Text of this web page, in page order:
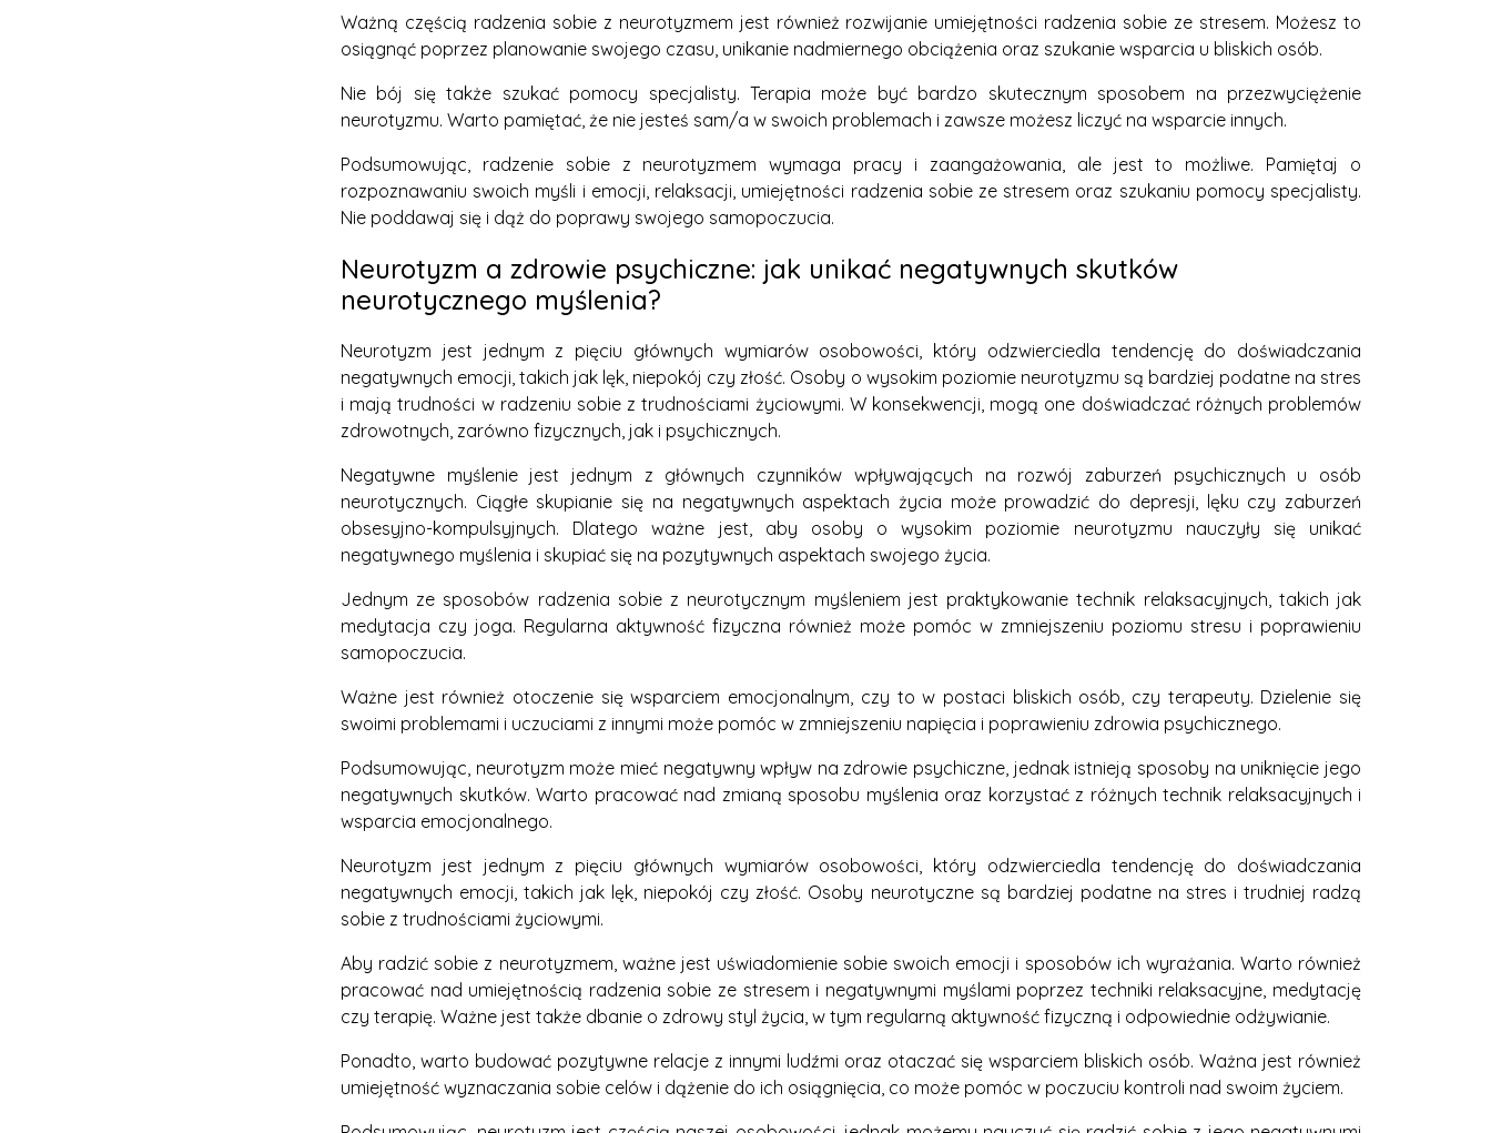
Ważną częścią radzenia sobie z neurotyzmem jest również rozwijanie umiejętności radzenia sobie ze stresem. Możesz to
osiągnąć poprzez planowanie swojego czasu, unikanie nadmiernego obciążenia oraz szukanie wsparcia u bliskich osób.
Nie bój się także szukać pomocy specjalisty. Terapia może być bardzo skutecznym sposobem na przezwyciężenie
neurotyzmu. Warto pamiętać, że nie jesteś sam/a w swoich problemach i zawsze możesz liczyć na wsparcie innych.
Podsumowując, radzenie sobie z neurotyzmem wymaga pracy i zaangażowania, ale jest to możliwe. Pamiętaj o
rozpoznawaniu swoich myśli i emocji, relaksacji, umiejętności radzenia sobie ze stresem oraz szukaniu pomocy specjalisty.
Nie poddawaj się i dąż do poprawy swojego samopoczucia.
Neurotyzm a zdrowie psychiczne: jak unikać negatywnych skutków
neurotycznego myślenia?
Neurotyzm jest jednym z pięciu głównych wymiarów osobowości, który odzwierciedla tendencję do doświadczania
negatywnych emocji, takich jak lęk, niepokój czy złość. Osoby o wysokim poziomie neurotyzmu są bardziej podatne na stres
i mają trudności w radzeniu sobie z trudnościami życiowymi. W konsekwencji, mogą one doświadczać różnych problemów
zdrowotnych, zarówno fizycznych, jak i psychicznych.
Negatywne myślenie jest jednym z głównych czynników wpływających na rozwój zaburzeń psychicznych u osób
neurotycznych. Ciągłe skupianie się na negatywnych aspektach życia może prowadzić do depresji, lęku czy zaburzeń
obsesyjno-kompulsyjnych. Dlatego ważne jest, aby osoby o wysokim poziomie neurotyzmu nauczyły się unikać
negatywnego myślenia i skupiać się na pozytywnych aspektach swojego życia.
Jednym ze sposobów radzenia sobie z neurotycznym myśleniem jest praktykowanie technik relaksacyjnych, takich jak
medytacja czy joga. Regularna aktywność fizyczna również może pomóc w zmniejszeniu poziomu stresu i poprawieniu
samopoczucia.
Ważne jest również otoczenie się wsparciem emocjonalnym, czy to w postaci bliskich osób, czy terapeuty. Dzielenie się
swoimi problemami i uczuciami z innymi może pomóc w zmniejszeniu napięcia i poprawieniu zdrowia psychicznego.
Podsumowując, neurotyzm może mieć negatywny wpływ na zdrowie psychiczne, jednak istnieją sposoby na uniknięcie jego
negatywnych skutków. Warto pracować nad zmianą sposobu myślenia oraz korzystać z różnych technik relaksacyjnych i
wsparcia emocjonalnego.
Neurotyzm jest jednym z pięciu głównych wymiarów osobowości, który odzwierciedla tendencję do doświadczania
negatywnych emocji, takich jak lęk, niepokój czy złość. Osoby neurotyczne są bardziej podatne na stres i trudniej radzą
sobie z trudnościami życiowymi.
Aby radzić sobie z neurotyzmem, ważne jest uświadomienie sobie swoich emocji i sposobów ich wyrażania. Warto również
pracować nad umiejętnością radzenia sobie ze stresem i negatywnymi myślami poprzez techniki relaksacyjne, medytację
czy terapię. Ważne jest także dbanie o zdrowy styl życia, w tym regularną aktywność fizyczną i odpowiednie odżywianie.
Ponadto, warto budować pozytywne relacje z innymi ludźmi oraz otaczać się wsparciem bliskich osób. Ważna jest również
umiejętność wyznaczania sobie celów i dążenie do ich osiągnięcia, co może pomóc w poczuciu kontroli nad swoim życiem.